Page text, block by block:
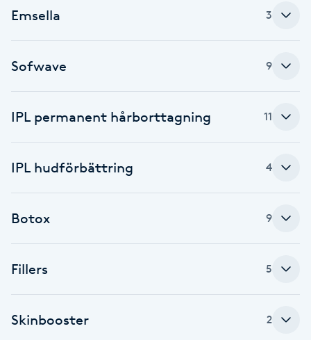
Babylights
Balayage
Barber
BIAB
Bottenfärg
Emsella 3
Sofwave 9
IPL permanent hårborttagning 11
IPL hudförbättring 4
Botox 9
Fillers 5
Skinbooster 2